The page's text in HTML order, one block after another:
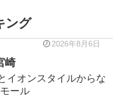
ング
2026年8月6日
崎
イオンスタイルからな
ール